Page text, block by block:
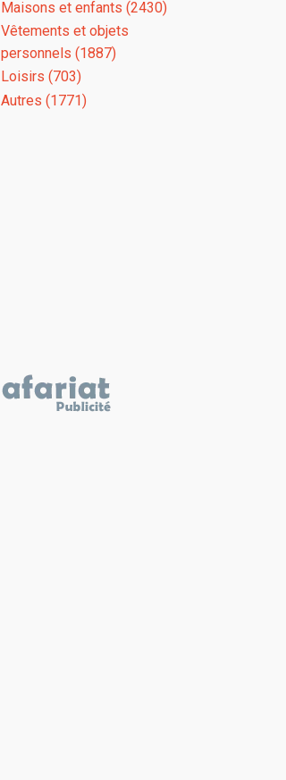
Maisons et enfants (2430)
Vêtements et objets
personnels (1887)
Loisirs (703)
Autres (1771)